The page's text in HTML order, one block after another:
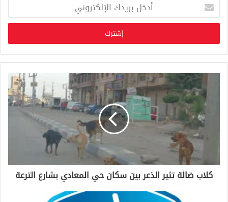
خ
ب
ر
ي
د
ر
كلاب ضالة تثير الذعر بين سكان حي المعادي بشارع الترعة